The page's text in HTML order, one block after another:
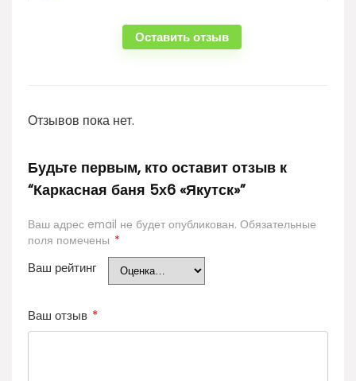
Оставить отзыв
Отзывов пока нет.
Будьте первым, кто оставит отзыв к
“Каркасная баня 5х6 «Якутск»”
Ваш адрес email не будет опубликован. Обязательные
поля помечены *
Ваш рейтинг
Ваш отзыв *